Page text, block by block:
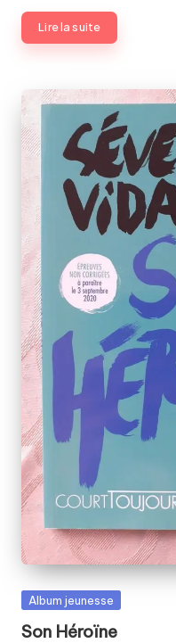
Lire la suite
Posted
Album jeunesse
Son Héroïne